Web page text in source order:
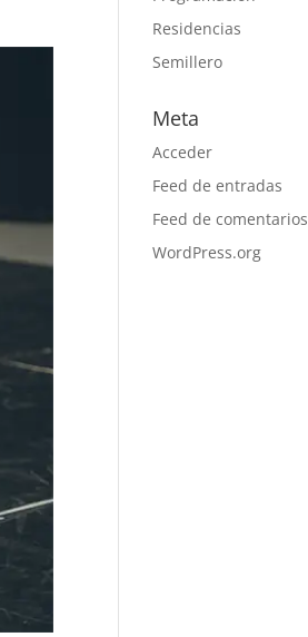
Residencias
Semillero
Meta
Acceder
Feed de entradas
Feed de comentarios
WordPress.org